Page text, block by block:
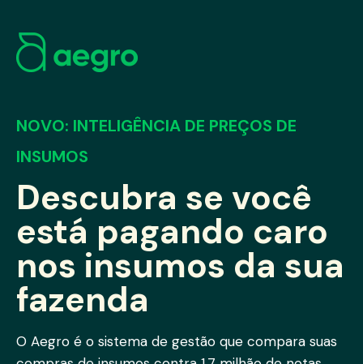
NOVO: INTELIGÊNCIA DE PREÇOS DE
INSUMOS
Descubra se você
está pagando caro
nos insumos da sua
fazenda
O Aegro é o sistema de gestão que compara suas